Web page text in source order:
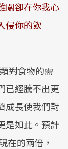
關卻在你我心
侵你的飲
對食物的需
已經騰不出更
成長使我們對
是如此。預計
在的兩倍，